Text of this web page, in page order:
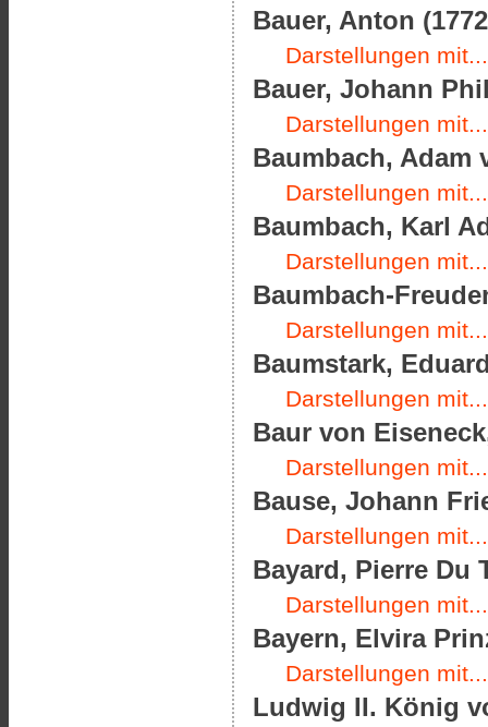
Bauer, Anton
Darstellungen mit...
Bauer, Johann
Darstellungen mit...
Baumbach, Adam
Darstellungen mit...
Baumbach, Karl
Darstellungen mit...
Baumbach-
Darstellungen mit...
Baumstark,
Darstellungen mit...
Baur von
Darstellungen mit...
Bause, Johann
Darstellungen mit...
Bayard, Pierre Du
Darstellungen mit...
Bayern, Elvira
Darstellungen mit...
Ludwig II. König